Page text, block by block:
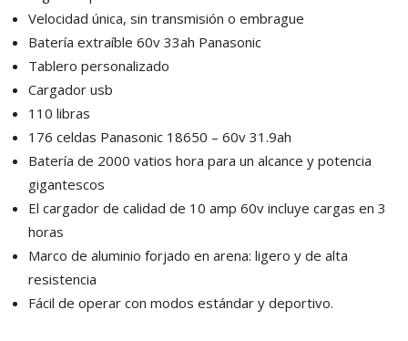
Velocidad única, sin transmisión o embrague
Batería extraíble 60v 33ah Panasonic
Tablero personalizado
Cargador usb
110 libras
176 celdas Panasonic 18650 – 60v 31.9ah
Batería de 2000 vatios hora para un alcance y potencia
gigantescos
El cargador de calidad de 10 amp 60v incluye cargas en 3
horas
Marco de aluminio forjado en arena: ligero y de alta
resistencia
Fácil de operar con modos estándar y deportivo.